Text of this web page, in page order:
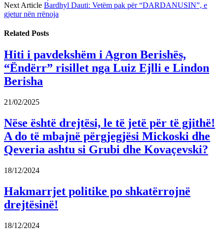
Next Article Bardhyl Dauti: Vetëm pak për “DARDANUSIN”, e
gjetur nën rrënoja
Related Posts
Hiti i pavdekshëm i Agron Berishës,
“Ëndërr” risillet nga Luiz Ejlli e Lindon
Berisha
21/02/2025
Nëse është drejtësi, le të jetë për të gjithë!
A do të mbajnë përgjegjësi Mickoski dhe
Qeveria ashtu si Grubi dhe Kovaçevski?
18/12/2024
Hakmarrjet politike po shkatërrojnë
drejtësinë!
18/12/2024